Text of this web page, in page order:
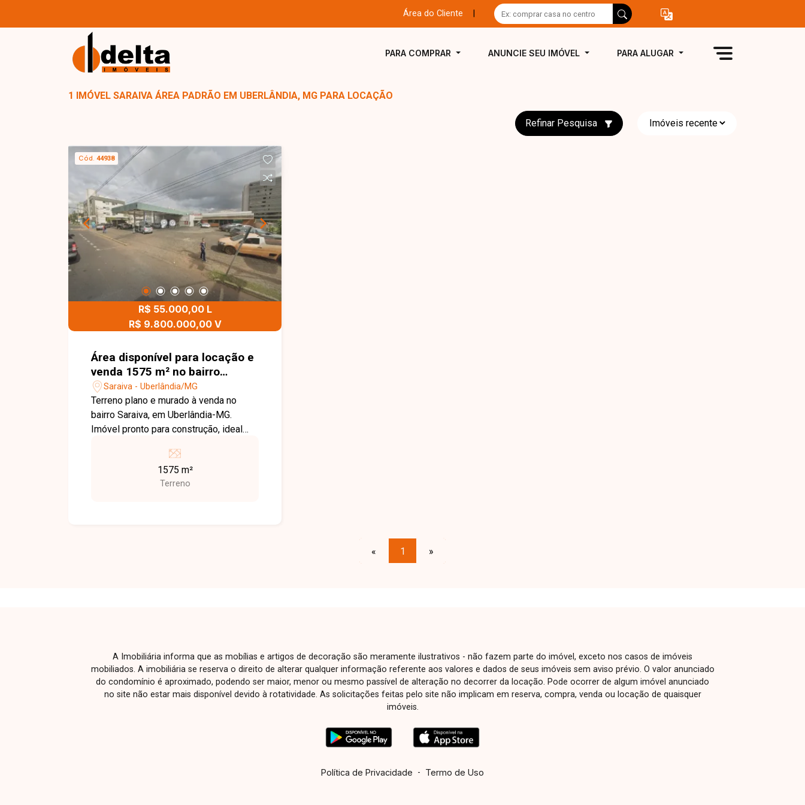
Área do Cliente
PARA COMPRAR ANUNCIE SEU IMÓVEL PARA ALUGAR
1 IMÓVEL SARAIVA ÁREA PADRÃO EM UBERLÂNDIA, MG PARA LOCAÇÃO
Refinar Pesquisa
Cód. 44938
R$ 55.000,00 L
R$ 9.800.000,00 V
Área disponível para locação e
venda 1575 m² no bairro
Saraiva em Uberlândia-MG
Saraiva - Uberlândia/MG
Terreno plano e murado à venda no
bairro Saraiva, em Uberlândia-MG.
Imóvel pronto para construção, ideal
comerciais, oferecendo excelente
versatilidade e segurança. Localizado
em uma das regiões mais valorizadas
1575 m²
Terreno
« 1 »
A Imobiliária informa que as mobílias e artigos de decoração são meramente ilustrativos - não fazem parte do imóvel, exceto nos casos de imóveis
mobiliados. A imobiliária se reserva o direito de alterar qualquer informação referente aos valores e dados de seus imóveis sem aviso prévio. O valor anunciado
do condomínio é aproximado, podendo ser maior, menor ou mesmo passível de alteração no decorrer da locação. Pode ocorrer de algum imóvel anunciado
no site não estar mais disponível devido à rotatividade. As solicitações feitas pelo site não implicam em reserva, compra, venda ou locação de quaisquer
imóveis.
Política de Privacidade - Termo de Uso